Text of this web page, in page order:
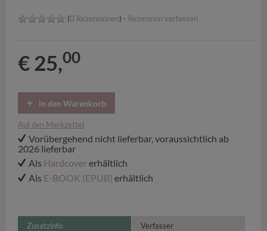
(0 Rezensionen) - Rezension verfassen
€ 25,00
in den Warenkorb
Auf den Merkzettel
Vorübergehend nicht lieferbar, voraussichtlich ab
2026 lieferbar
Als Hardcovererhältlich
Als E-BOOK (EPUB) erhältlich
Zusatzinfo Verfasser